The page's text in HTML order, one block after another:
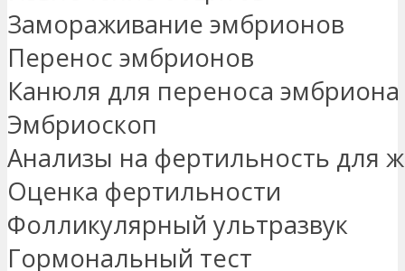
Замораживание эмбрионов
Перенос эмбрионов
Канюля для переноса эмбриона
Эмбриоскоп
Анализы на фертильность для
Оценка фертильности
Фолликулярный ультразвук
Гормональный тест